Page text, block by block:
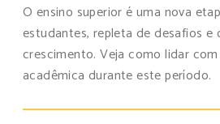
O ensino superior é uma nova
estudantes, repleta de desafios e
crescimento. Veja como lidar
acadêmica durante este período.